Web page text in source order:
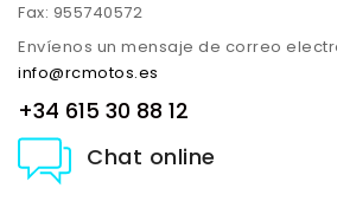
Fax: 955740572
Envíenos un mensaje de correo
info@rcmotos.es
+34 615 30 88 12
Chat online